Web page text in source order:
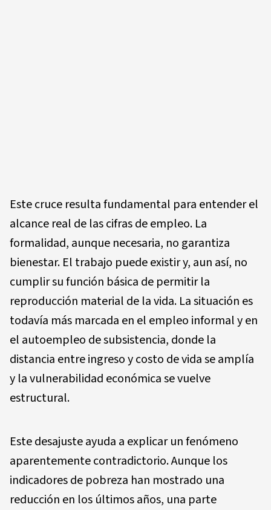
Este cruce resulta fundamental para entender el
alcance real de las cifras de empleo. La
formalidad, aunque necesaria, no garantiza
bienestar. El trabajo puede existir y, aun así, no
cumplir su función básica de permitir la
reproducción material de la vida. La situación es
todavía más marcada en el empleo informal y en
el autoempleo de subsistencia, donde la
distancia entre ingreso y costo de vida se amplía
y la vulnerabilidad económica se vuelve
estructural.
Este desajuste ayuda a explicar un fenómeno
aparentemente contradictorio. Aunque los
indicadores de pobreza han mostrado una
reducción en los últimos años, una parte